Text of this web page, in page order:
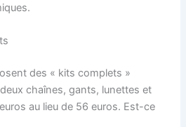
des « kits complets »
chaînes, gants, lunettes et
au lieu de 56 euros. Est-ce